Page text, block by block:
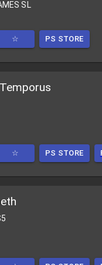
SL
☆ PS STORE
☆ PS STORE